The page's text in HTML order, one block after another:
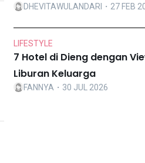
DHEVITAWULANDARI ・27 FEB
LIFESTYLE
7 Hotel di Dieng dengan
Liburan Keluarga
FANNYA ・30 JUL 2026